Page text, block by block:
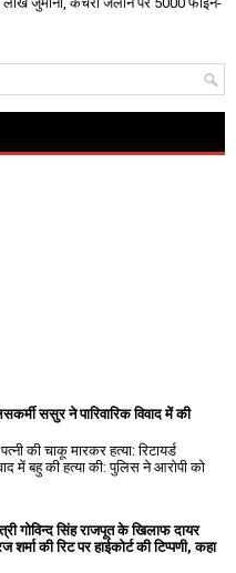
ससुर ने पारिवारिक विवाद में की
की चाकू मारकर हत्या: रिटायर्ड
में बहु की हत्या की: पुलिस ने आरोपी को
गोविन्द सिंह राजपूत के खिलाफ दायर
की रिट पर हाईकोर्ट की टिप्पणी, कहा